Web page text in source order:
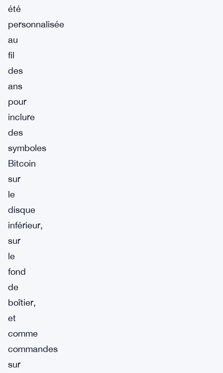
été
personnalisée
au
fil
des
ans
pour
inclure
des
symboles
Bitcoin
sur
le
disque
inférieur,
sur
le
fond
de
boîtier,
et
comme
commandes
sur